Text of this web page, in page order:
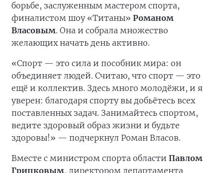
борьбе, заслуженным мастером спорта,
финалистом шоу «Титаны» Романом
Власовым. Она и собрала множество
желающих начать день активно.
«Спорт — это сила и пособник мира: он
объединяет людей. Считаю, что спорт — это
ещё и коллектив. Здесь много молодёжи, и я
уверен: благодаря спорту вы добьётесь всех
поставленных задач. Занимайтесь спортом,
ведите здоровый образ жизни и будьте
здоровы!» — подчеркнул Роман Власов.
Вместе с министром спорта области Павлом
Грицковым, директором департамента